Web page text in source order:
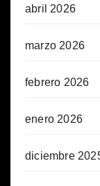
abril 2026
marzo 2026
febrero 2026
enero 2026
diciembre